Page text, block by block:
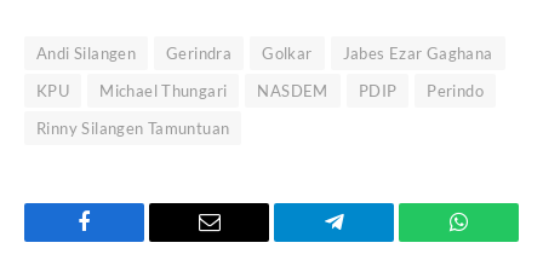
Andi Silangen Gerindra Golkar
Jabes Ezar Gaghana
KPU
Michael Thungari NASDEM PDIP
Perindo
Rinny Silangen Tamuntuan
Facebook Email Telegram